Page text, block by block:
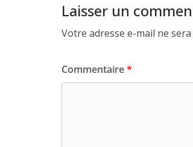
Laisser un
Votre adresse e-mail ne
Commentaire*